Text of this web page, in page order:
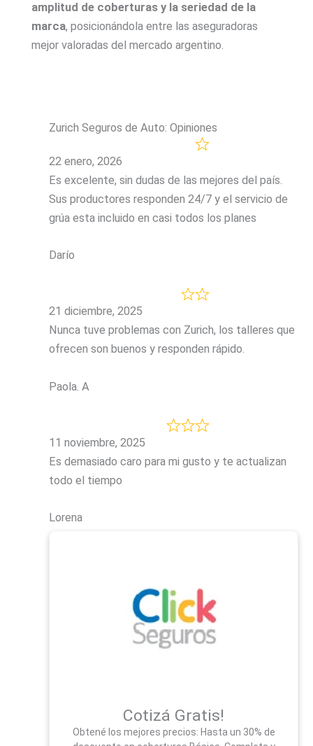
amplitud de coberturas y la seriedad de la
marca, posicionándola entre las aseguradoras
mejor valoradas del mercado argentino.
Zurich Seguros de Auto: Opiniones
22 enero, 2026
Es excelente, sin dudas de las mejores del país.
Sus productores responden 24/7 y el servicio de
grúa esta incluido en casi todos los planes
Darío
21 diciembre, 2025
Nunca tuve problemas con Zurich, los talleres que
ofrecen son buenos y responden rápido.
Paola. A
11 noviembre, 2025
Es demasiado caro para mi gusto y te actualizan
todo el tiempo
Lorena
Cotizá Gratis!
Obtené los mejores precios: Hasta un 30% de